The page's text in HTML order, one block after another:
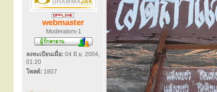
webmaster
Moderators-1
ลงทะเบียนเมื่อ: 04 มิ.ย. 2004,
01:20
โพสต์: 1807